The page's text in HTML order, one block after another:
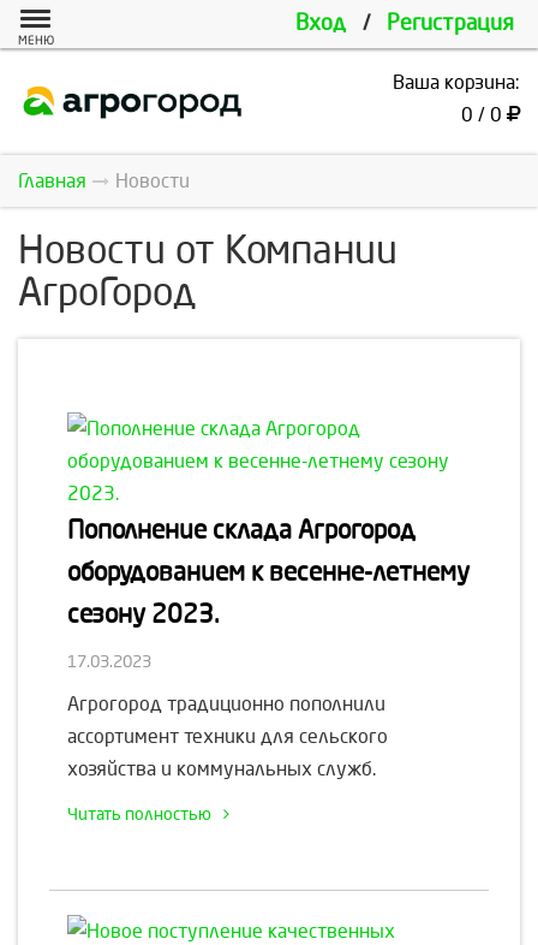
Вход / Регистрация
МЕНЮ
Ваша корзина:
0 / 0
Главная Новости
Новости от Компании
АгроГород
Пополнение склада Агрогород
оборудованием к весенне-летнему
сезону 2023.
17.03.2023
Агрогород традиционно пополнили
ассортимент техники для сельского
хозяйства и коммунальных служб.
Читать полностью